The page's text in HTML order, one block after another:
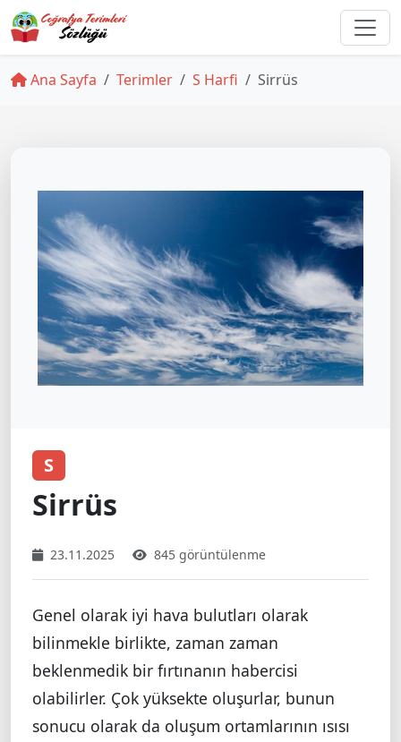
Ana Sayfa Terimler S Harfi Sirrüs
S
Sirrüs
23.11.2025 845 görüntülenme
Genel olarak iyi hava bulutları olarak
bilinmekle birlikte, zaman zaman
beklenmedik bir fırtınanın habercisi
olabilirler. Çok yüksekte oluşurlar, bunun
sonucu olarak da oluşum ortamlarının ısısı